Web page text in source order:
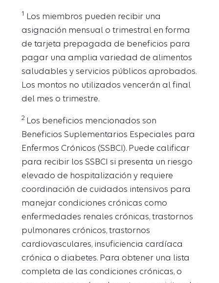
1 Los miembros pueden recibir una
asignación mensual o trimestral en forma
de tarjeta prepagada de beneficios para
pagar una amplia variedad de alimentos
saludables y servicios públicos aprobados.
Los montos no utilizados vencerán al final
del mes o trimestre.
2 Los beneficios mencionados son
Beneficios Suplementarios Especiales para
Enfermos Crónicos (SSBCI). Puede calificar
para recibir los SSBCI si presenta un riesgo
elevado de hospitalización y requiere
coordinación de cuidados intensivos para
manejar condiciones crónicas como
enfermedades renales crónicas, trastornos
pulmonares crónicos, trastornos
cardiovasculares, insuficiencia cardíaca
crónica o diabetes. Para obtener una lista
completa de las condiciones crónicas, o